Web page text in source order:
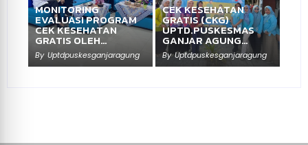
MONITORING
EVALUASI PROGRAM
CEK KESEHATAN
GRATIS OLEH…
By Uptdpuskesganjaragung
CEK KESEHATAN
GRATIS (CKG)
UPTD.PUSKESMAS
GANJAR AGUNG…
By Uptdpuskesganjaragung